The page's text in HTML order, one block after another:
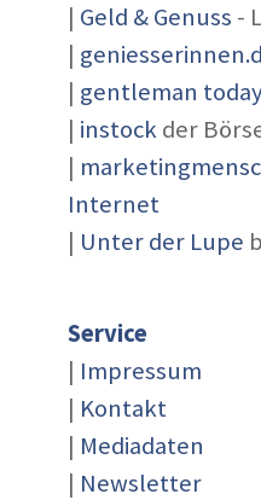
| Geld & Genuss -
|
| gentleman
| instockder
|
Internet
| Unter der Lupe
Service
| Impressum
| Kontakt
| Mediadaten
| Newsletter